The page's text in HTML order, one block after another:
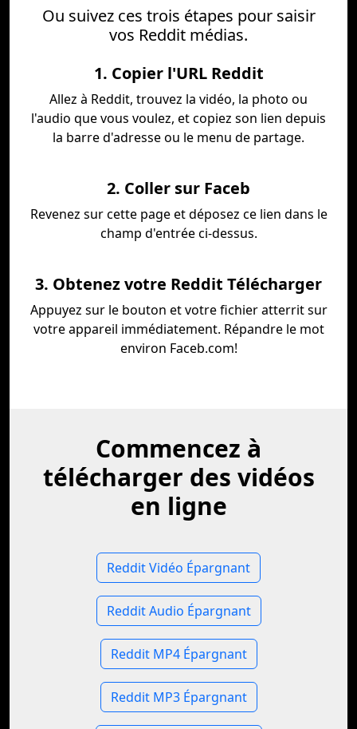
Ou suivez ces trois étapes pour saisir
vos Reddit médias.
1. Copier l'URL Reddit
Allez à Reddit, trouvez la vidéo, la photo ou
l'audio que vous voulez, et copiez son lien depuis
la barre d'adresse ou le menu de partage.
2. Coller sur Faceb
Revenez sur cette page et déposez ce lien dans le
champ d'entrée ci-dessus.
3. Obtenez votre Reddit Télécharger
Appuyez sur le bouton et votre fichier atterrit sur
votre appareil immédiatement. Répandre le mot
environ Faceb.com!
Commencez à
télécharger des vidéos
en ligne
Reddit Vidéo Épargnant
Reddit Audio Épargnant
Reddit MP4 Épargnant
Reddit MP3 Épargnant